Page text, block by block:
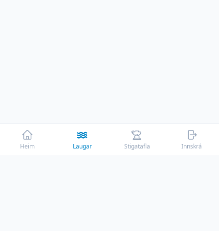
Heim Laugar Stigatafla Innskrá